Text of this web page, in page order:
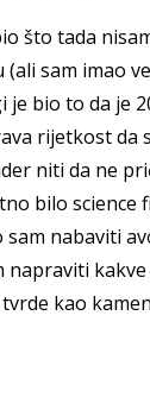
što tada
sam imao
je bio to da je
rijetkost da
niti da ne
bilo science
sam nabaviti
kakve
kao